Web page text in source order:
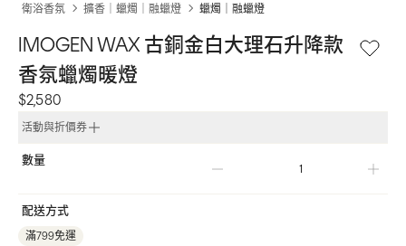
衛浴香氛 擴香｜蠟燭｜融蠟燈 蠟燭｜融蠟燈
IMOGEN WAX 古銅金白大理石升降款
香氛蠟燭暖燈
$2,580
活動與折價券
數量
配送方式
滿799免運